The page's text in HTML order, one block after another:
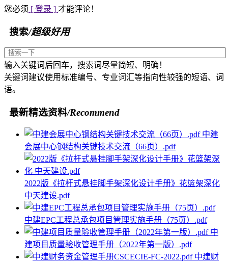
您必须 [ 登录 ] 才能评论！
搜索/超级好用
输入关键词后回车，搜索词尽量简短、明确！
关键词建议使用标准编号、专业词汇等指向性较强的短语、词
语。
最新精选资料/Recommend
中建
会展中心钢结构关键技术交流（66页）.pdf
2022版《拉杆式悬挂脚手架深化设计手册》花篮架深化
中天建设.pdf
中建EPC工程总承包项目管理实施手册（75页）.pdf
中
建项目质量验收管理手册（2022年第一版）.pdf
中建财